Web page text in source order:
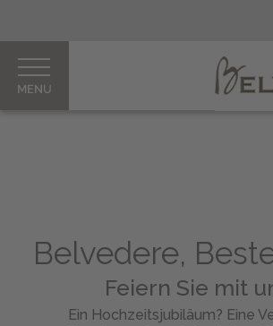
STRAND
Junior
Suites
Belvedere,
Feiern Sie mit
Ein Hochzeitsjubiläum? Eine